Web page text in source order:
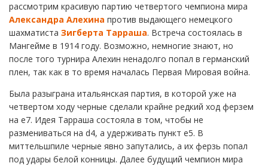
рассмотрим красивую партию четвертого чемпиона мира
Александра Алехина против выдающего немецкого
шахматиста Зигберта Тарраша. Встреча состоялась в
Мангейме в 1914 году. Возможно, немногие знают, но
после того турнира Алехин ненадолго попал в германский
плен, так как в то время началась Первая Мировая война.
Была разыграна итальянская партия, в которой уже на
четвертом ходу черные сделали крайне редкий ход ферзем
на е7. Идея Тарраша состояла в том, чтобы не
размениваться на d4, а удерживать пункт е5. В
миттельшпиле черные явно запутались, а их ферзь попал
под удары белой конницы. Далее будущий чемпион мира